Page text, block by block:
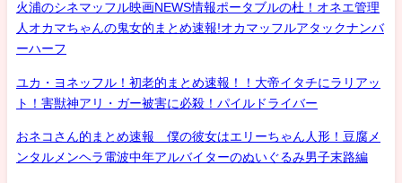
火浦のシネマッフル映画NEWS情報ポータブルの杜！オネエ管理
人オカマちゃんの鬼女的まとめ速報!オカマッフルアタックナンバ
ーハーフ
ユカ・ヨネッフル！初老的まとめ速報！！大帝イタチにラリアッ
ト！害獣神アリ・ガー被害に必殺！パイルドライバー
おネコさん的まとめ速報 僕の彼女はエリーちゃん人形！豆腐メ
ンタルメンヘラ電波中年アルバイターのぬいぐるみ男子末路編